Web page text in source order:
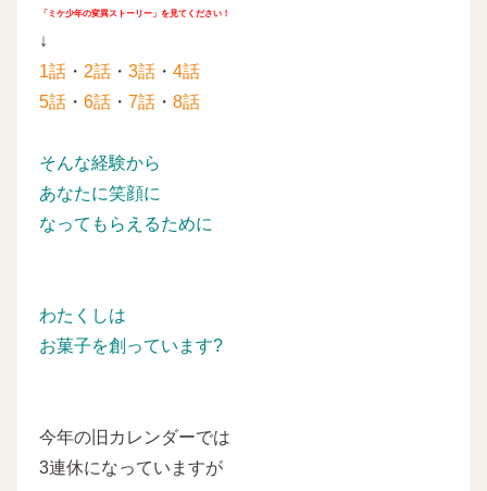
「ミケ少年の変異ストーリー」を見てください！
↓
1話 ・ 2話 ・ 3話 ・ 4話
5話 ・ 6話 ・ 7話 ・ 8話
そんな経験から
あなたに笑顔に
なってもらえるために
わたくしは
お菓子を創っています?
今年の旧カレンダーでは
3連休になっていますが